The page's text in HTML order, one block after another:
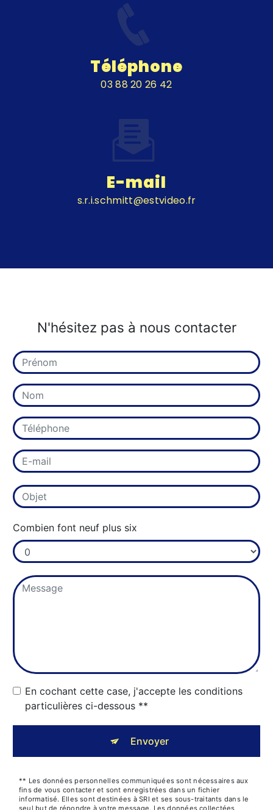
Téléphone
03 88 20 26 42
E-mail
s.r.i.schmitt@estvideo.fr
N'hésitez pas à nous contacter
Combien font neuf plus six
En cochant cette case, j'accepte les conditions
particulières ci-dessous **
Envoyer
** Les données personnelles communiquées sont nécessaires aux
fins de vous contacter et sont enregistrées dans un fichier
informatisé. Elles sont destinées à SRI et ses sous-traitants dans le